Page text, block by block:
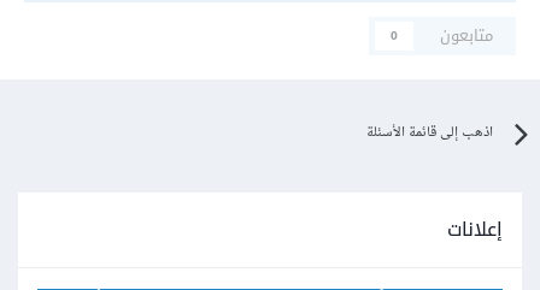
متابعون
0
اذهب إلى قائمة الأسئلة
إعلانات